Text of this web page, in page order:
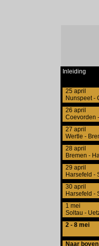
Inleiding
25 april
Nunspeet -
26 april
Coevorden
27 april
Wertle -
28 april
Bremen -
29 april
Harsefeld -
30 april
Harsefeld -
1 mei
Soltau -
2 - 8 mei
Naar boven